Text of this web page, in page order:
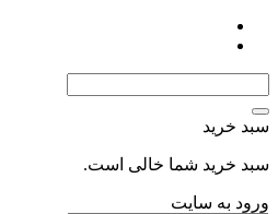
سبد خرید
سبد خرید شما خالی است.
ورود به سایت